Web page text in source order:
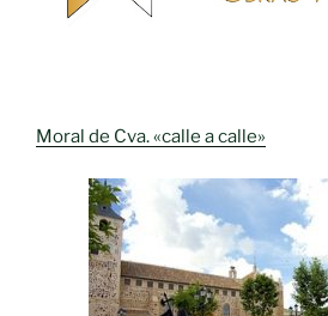
Moral de Cva. «calle a calle»